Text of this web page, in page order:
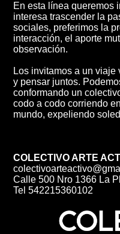
En esta línea queremos
interesa trascender la
sociales, preferimos la
interacción, el aporte
observación.
Los invitamos a un viaje
y pensar juntos.
conformando un
codo a codo corriendo
mundo, expeliendo
COLECTIVO ARTE
Calle 500 Nro 1366 La
Tel 542215360102